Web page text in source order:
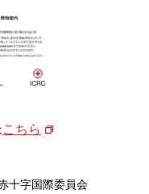
こちら
十字国際委員会